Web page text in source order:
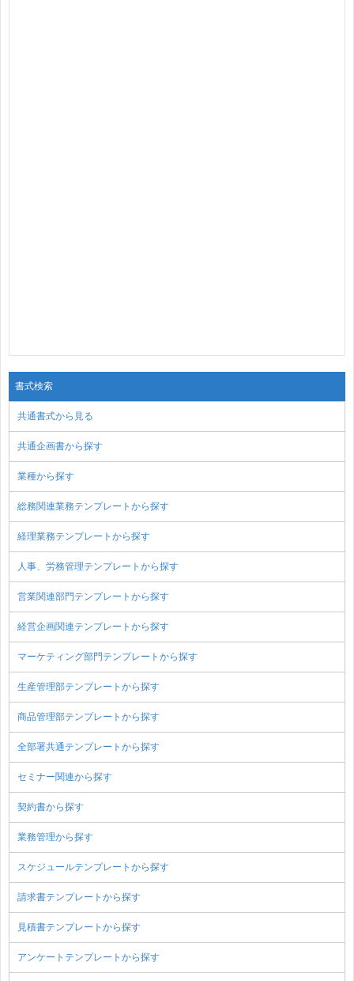
書式検索
共通書式から見る
共通企画書から探す
業種から探す
総務関連業務テンプレートから探す
経理業務テンプレートから探す
人事、労務管理テンプレートから探す
営業関連部門テンプレートから探す
経営企画関連テンプレートから探す
マーケティング部門テンプレートから探す
生産管理部テンプレートから探す
商品管理部テンプレートから探す
全部署共通テンプレートから探す
セミナー関連から探す
契約書から探す
業務管理から探す
スケジュールテンプレートから探す
請求書テンプレートから探す
見積書テンプレートから探す
アンケートテンプレートから探す